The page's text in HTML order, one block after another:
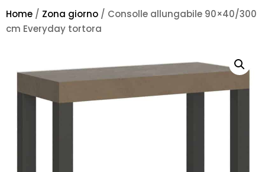
Home / Zona giorno / Consolle allungabile 90×40/300
cm Everyday tortora